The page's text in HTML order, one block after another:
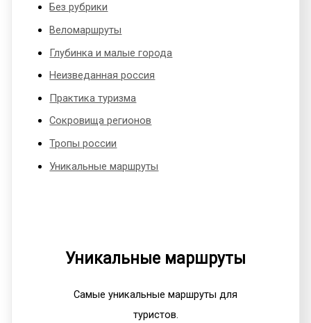
Без рубрики
Веломаршруты
Глубинка и малые города
Неизведанная россия
Практика туризма
Сокровища регионов
Тропы россии
Уникальные маршруты
Уникальные маршруты
Самые уникальные маршруты для
туристов.